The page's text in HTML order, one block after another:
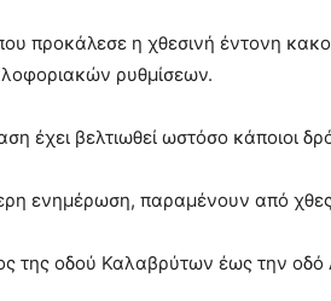
προκάλεσε η χθεσινή έντονη
ρυθμίσεων.
έχει βελτιωθεί ωστόσο κάποιοι
ενημέρωση, παραμένουν από
της οδού Καλαβρύτων έως την